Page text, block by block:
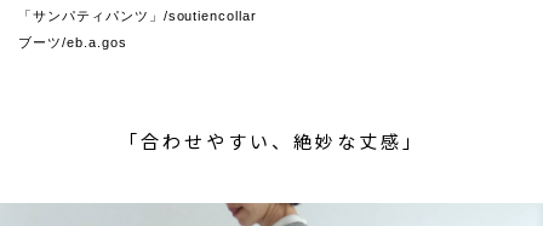
「サンパティパンツ」/soutiencollar
ブーツ/eb.a.gos
「合わせやすい、絶妙な丈感」